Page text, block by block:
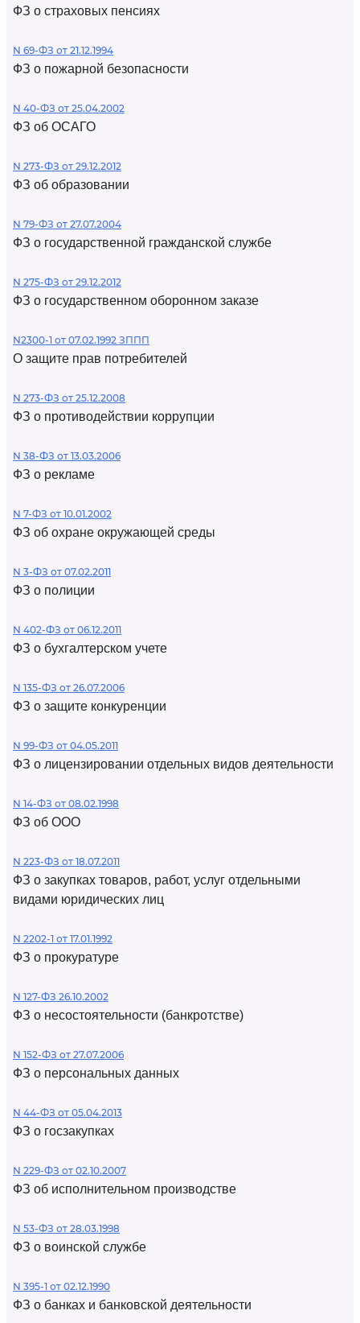
ФЗ о страховых пенсиях
N 69-ФЗ от 21.12.1994
ФЗ о пожарной безопасности
N 40-ФЗ от 25.04.2002
ФЗ об ОСАГО
N 273-ФЗ от 29.12.2012
ФЗ об образовании
N 79-ФЗ от 27.07.2004
ФЗ о государственной гражданской службе
N 275-ФЗ от 29.12.2012
ФЗ о государственном оборонном заказе
N2300-1 от 07.02.1992 ЗППП
О защите прав потребителей
N 273-ФЗ от 25.12.2008
ФЗ о противодействии коррупции
N 38-ФЗ от 13.03.2006
ФЗ о рекламе
N 7-ФЗ от 10.01.2002
ФЗ об охране окружающей среды
N 3-ФЗ от 07.02.2011
ФЗ о полиции
N 402-ФЗ от 06.12.2011
ФЗ о бухгалтерском учете
N 135-ФЗ от 26.07.2006
ФЗ о защите конкуренции
N 99-ФЗ от 04.05.2011
ФЗ о лицензировании отдельных видов деятельности
N 14-ФЗ от 08.02.1998
ФЗ об ООО
N 223-ФЗ от 18.07.2011
ФЗ о закупках товаров, работ, услуг отдельными
видами юридических лиц
N 2202-1 от 17.01.1992
ФЗ о прокуратуре
N 127-ФЗ 26.10.2002
ФЗ о несостоятельности (банкротстве)
N 152-ФЗ от 27.07.2006
ФЗ о персональных данных
N 44-ФЗ от 05.04.2013
ФЗ о госзакупках
N 229-ФЗ от 02.10.2007
ФЗ об исполнительном производстве
N 53-ФЗ от 28.03.1998
ФЗ о воинской службе
N 395-1 от 02.12.1990
ФЗ о банках и банковской деятельности